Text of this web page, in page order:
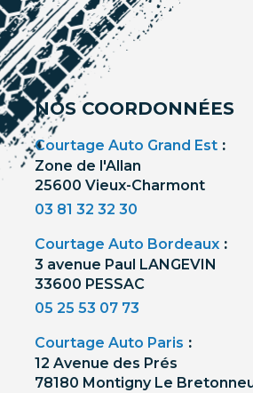
NOS COORDONNÉES
Courtage Auto Grand Est :
Zone de l'Allan
25600 Vieux-Charmont
03 81 32 32 30
Courtage Auto Bordeaux :
3 avenue Paul LANGEVIN
33600 PESSAC
05 25 53 07 73
Courtage Auto Paris :
12 Avenue des Prés
78180 Montigny Le